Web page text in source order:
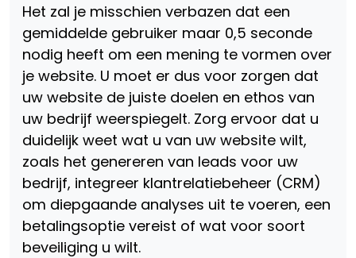
Het zal je misschien verbazen dat een
gemiddelde gebruiker maar 0,5 seconde
nodig heeft om een ​​mening te vormen over
je website. U moet er dus voor zorgen dat
uw website de juiste doelen en ethos van
uw bedrijf weerspiegelt. Zorg ervoor dat u
duidelijk weet wat u van uw website wilt,
zoals het genereren van leads voor uw
bedrijf, integreer klantrelatiebeheer (CRM)
om diepgaande analyses uit te voeren, een
betalingsoptie vereist of wat voor soort
beveiliging u wilt.